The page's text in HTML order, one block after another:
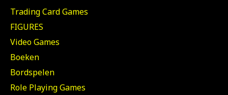
Trading Card Games
FIGURES
Video Games
Boeken
Bordspelen
Role Playing Games